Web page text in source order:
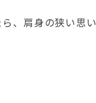
、肩身の狭い思い